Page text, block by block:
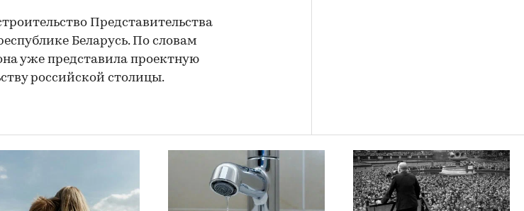
Представительства
Беларусь. По словам
уже представила проектную
российской столицы.